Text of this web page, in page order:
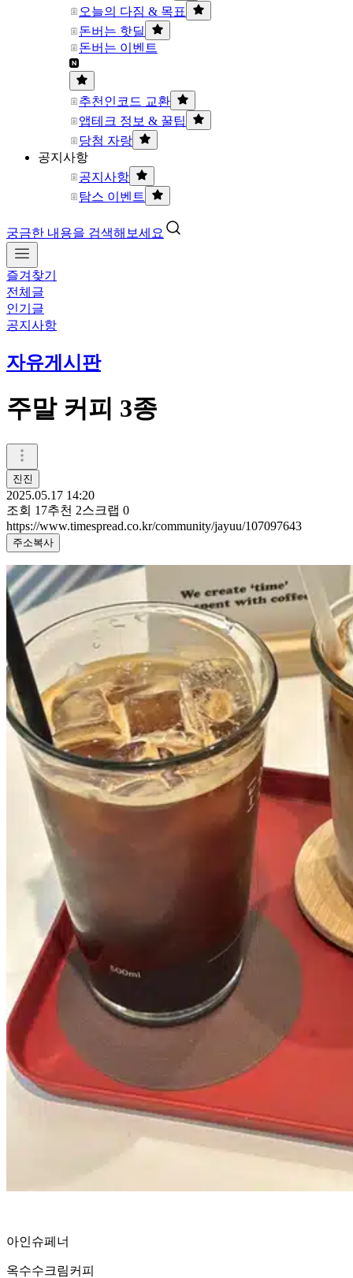
오늘의 다짐 & 목표
돈버는 핫딜
돈버는 이벤트
추천인코드 교환
앱테크 정보 & 꿀팁
당첨 자랑
공지사항
공지사항
탐스 이벤트
궁금한 내용을 검색해보세요
즐겨찾기
전체글
인기글
공지사항
자유게시판
주말 커피 3종
진진
2025.05.17 14:20
조회 17추천 2스크랩 0
https://www.timespread.co.kr/community/jayuu/107097643
주소복사
아인슈페너
옥수수크림커피